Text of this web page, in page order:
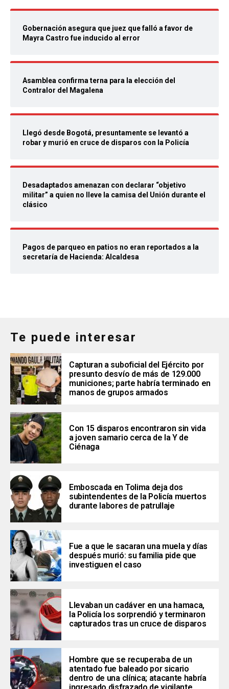
Gobernación asegura que juez que falló a favor de
Mayra Castro fue inducido al error
Asamblea confirma terna para la elección del
Contralor del Magalena
Llegó desde Bogotá, presuntamente se levantó a
robar y murió en cruce de disparos con la Policía
Desadaptados amenazan con declarar “objetivo
militar” a quien no lleve la camisa del Unión durante el
clásico
Pagos de parqueo en patios no eran reportados a la
secretaría de Hacienda: Alcaldesa
Te puede interesar
Capturan a suboficial del Ejército por
presunto desvío de más de 129.000
municiones; parte habría terminado en
manos de grupos armados
Con 15 disparos encontraron sin vida
a joven samario cerca de la Y de
Ciénaga
Emboscada en Tolima deja dos
subintendentes de la Policía muertos
durante labores de patrullaje
Fue a que le sacaran una muela y días
después murió: su familia pide que
investiguen el caso
Llevaban un cadáver en una hamaca,
la Policía los sorprendió y terminaron
capturados tras un cruce de disparos
Hombre que se recuperaba de un
atentado fue baleado por sicario
dentro de una clínica; atacante habría